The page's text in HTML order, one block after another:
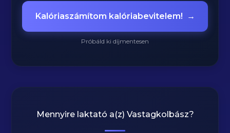
Kalóriaszámítom kalóriabevitelem! →
Próbáld ki díjmentesen
Mennyire laktató a(z) Vastagkolbász?